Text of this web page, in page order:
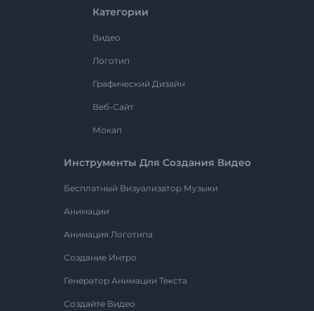
Категории
Видео
Логотип
Графический Дизайн
Веб-Сайт
Мокап
Инструменты Для Создания Видео
Бесплатный Визуализатор Музыки
Анимации
Анимация Логотипа
Создание Интро
Генератор Анимации Текста
Создайте Видео